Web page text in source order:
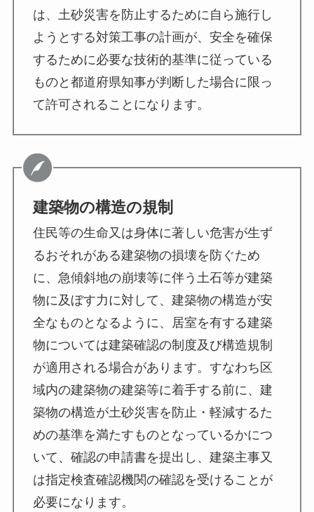
は、土砂災害を防止するために自ら施行し
ようとする対策工事の計画が、安全を確保
するために必要な技術的基準に従っている
ものと都道府県知事が判断した場合に限っ
て許可されることになります。
建築物の構造の規制
住民等の生命又は身体に著しい危害が生ず
るおそれがある建築物の損壊を防ぐため
に、急傾斜地の崩壊等に伴う土石等が建築
物に及ぼす力に対して、建築物の構造が安
全なものとなるように、居室を有する建築
物については建築確認の制度及び構造規制
が適用される場合があります。すなわち区
域内の建築物の建築等に着手する前に、建
築物の構造が土砂災害を防止・軽減するた
めの基準を満たすものとなっているかにつ
いて、確認の申請書を提出し、建築主事又
は指定検査確認機関の確認を受けることが
必要になります。